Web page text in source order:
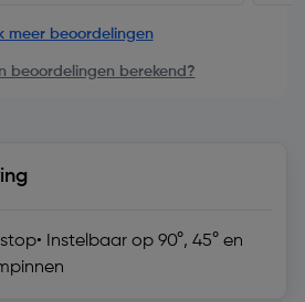
meer beoordelingen
beoordelingen berekend?
Instelbaar op 90°, 45° en